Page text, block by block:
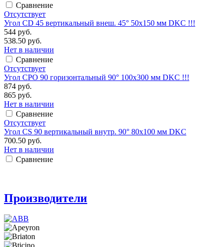
Сравнение
Отсутствует
Угол CD 45 вертикальный внеш. 45° 50х150 мм DKC !!!
544 руб.
538.50 руб.
Нет в наличии
Сравнение
Отсутствует
Угол CPO 90 горизонтальный 90° 100х300 мм DKC !!!
874 руб.
865 руб.
Нет в наличии
Сравнение
Отсутствует
Угол CS 90 вертикальный внутр. 90° 80х100 мм DKC
700.50 руб.
Нет в наличии
Сравнение
Производители